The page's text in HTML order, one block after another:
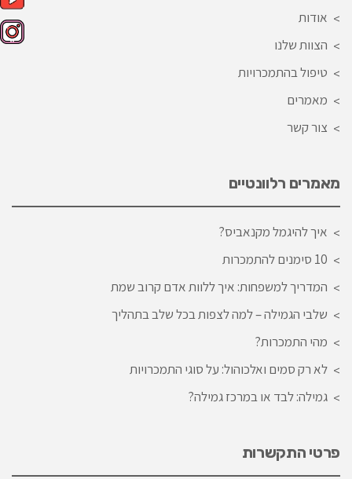
אודות
הצוות שלנו
טיפול בהתמכרויות
מאמרים
צור קשר
מאמרים רלוונטיים
איך להיגמל מקנאביס?
10 סימנים להתמכרות
המדריך למשפחות: איך ללוות אדם קרוב שמת
שלבי הגמילה – למה לצפות בכל שלב בתהליך
מהי התמכרות?
לא רק סמים ואלכוהול: על סוגי התמכרויות
גמילה: לבד או במרכז גמילה?
פרטי התקשרות